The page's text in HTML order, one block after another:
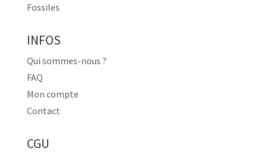
Fossiles
INFOS
Qui sommes-nous ?
FAQ
Mon compte
Contact
CGU